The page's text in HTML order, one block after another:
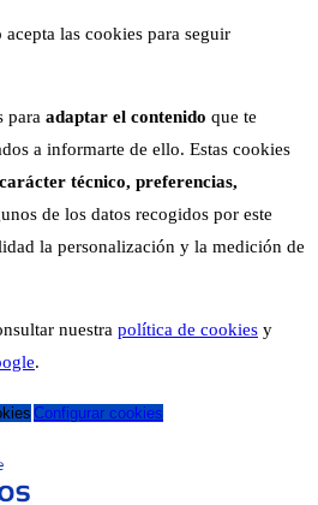
las cookies para seguir
para adaptar el contenido que te
a informarte de ello. Estas cookies
técnico, preferencias,
de los datos recogidos por este
la personalización y la medición de
nuestra política de cookies y
.
Configurar cookies